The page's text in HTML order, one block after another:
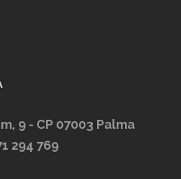
9 - CP 07003 Palma
294 769